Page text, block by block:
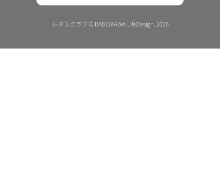
レタスクラブ © KADOKAWA LifeDesign. 2026